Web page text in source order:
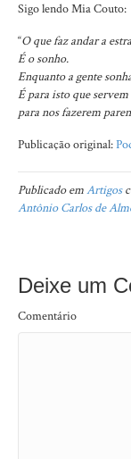
Sigo lendo Mia Couto:
“O que faz andar a
É o sonho.
Enquanto a gente
É para isto que
para nos fazerem
Publicação original:
Publicado emArtigos
Antônio Carlos de
Deixe um
Comentário